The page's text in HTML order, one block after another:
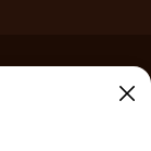
อ่านทุกท่านโปรดใช้
อกฎหมายและศีลธรรม